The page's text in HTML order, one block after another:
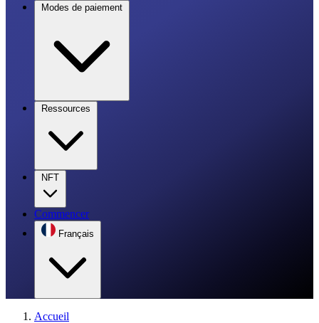
Modes de paiement
Ressources
NFT
Commencer
Français
Accueil